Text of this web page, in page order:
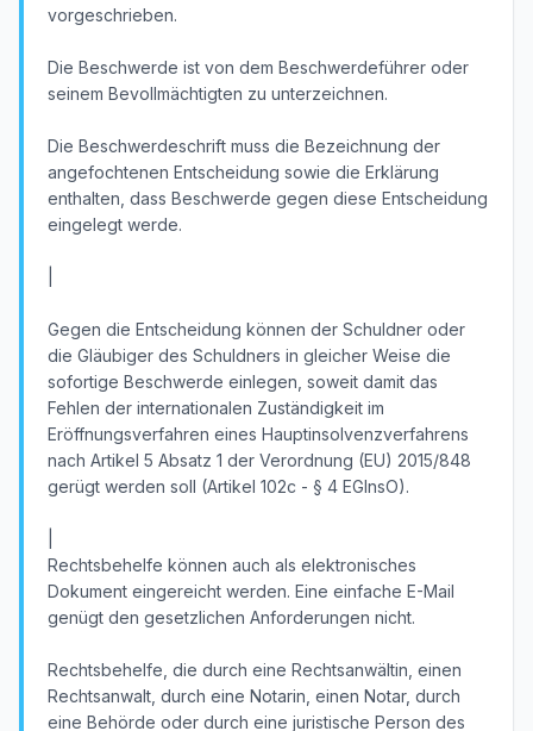
vorgeschrieben.
Die Beschwerde ist von dem Beschwerdeführer oder
seinem Bevollmächtigten zu unterzeichnen.
Die Beschwerdeschrift muss die Bezeichnung der
angefochtenen Entscheidung sowie die Erklärung
enthalten, dass Beschwerde gegen diese Entscheidung
eingelegt werde.
Gegen die Entscheidung können der Schuldner oder
die Gläubiger des Schuldners in gleicher Weise die
sofortige Beschwerde einlegen, soweit damit das
Fehlen der internationalen Zuständigkeit im
Eröffnungsverfahren eines Hauptinsolvenzverfahrens
nach Artikel 5 Absatz 1 der Verordnung (EU) 2015/848
gerügt werden soll (Artikel 102c - § 4 EGInsO).
Rechtsbehelfe können auch als elektronisches
Dokument eingereicht werden. Eine einfache E-Mail
genügt den gesetzlichen Anforderungen nicht.
Rechtsbehelfe, die durch eine Rechtsanwältin, einen
Rechtsanwalt, durch eine Notarin, einen Notar, durch
eine Behörde oder durch eine juristische Person des